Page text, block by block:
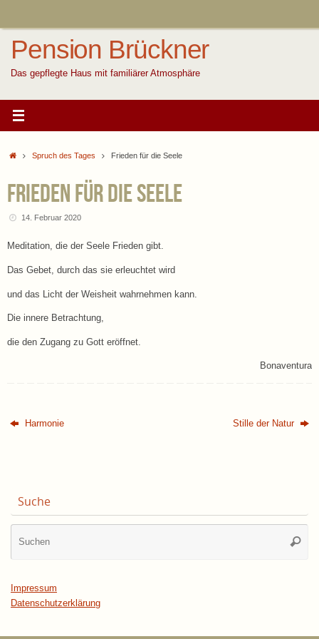
Pension Brückner
Das gepflegte Haus mit familiärer Atmosphäre
StartSpruch des Tages Frieden für die Seele
Frieden für die Seele
14. Februar 2020
Meditation, die der Seele Frieden gibt.
Das Gebet, durch das sie erleuchtet wird
und das Licht der Weisheit wahrnehmen kann.
Die innere Betrachtung,
die den Zugang zu Gott eröffnet.
Bonaventura
Harmonie Stille der Natur
Suche
Impressum
Datenschutzerklärung